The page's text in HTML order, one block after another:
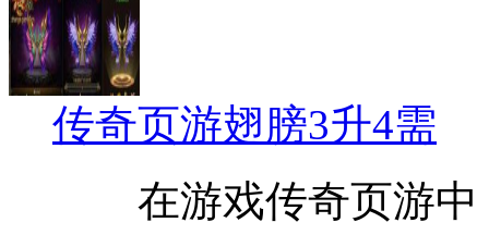
传奇页游翅膀3升4需
在游戏传奇页游中